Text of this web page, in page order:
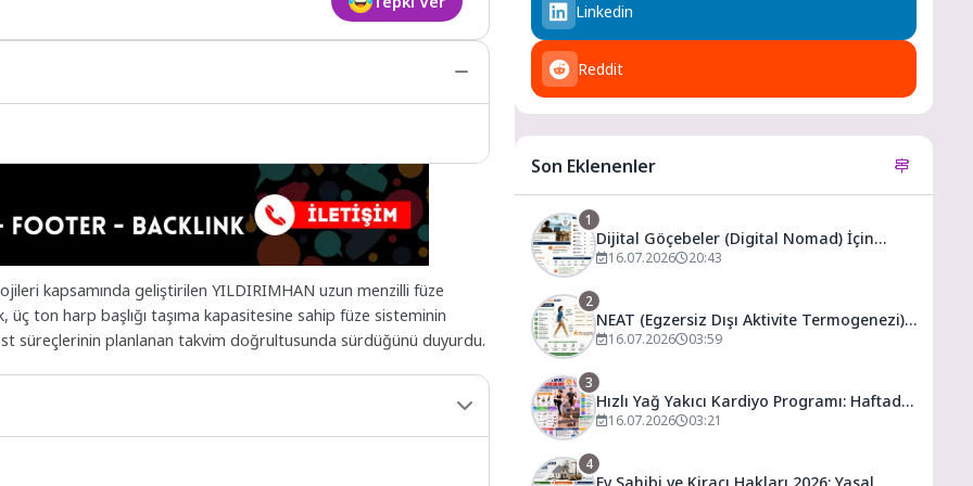
kapsamında geliştirilen YILDIRIMHAN uzun menzilli füze
üç ton harp başlığı taşıma kapasitesine sahip füze sisteminin
süreçlerinin planlanan takvim doğrultusunda sürdüğünü duyurdu.
Linkedin
Reddit
Son Eklenenler
1
Dijital Göçebeler (Digital Nomad) İçin
Vergilendirme ve En Uygun Vergili Ülkeler
16.07.2026 20:43
2
NEAT (Egzersiz Dışı Aktivite Termogenezi)
Nedir? Spor Salonuna Gitmeden Günlük
16.07.2026 03:59
3
Hızlı Yağ Yakıcı Kardiyo Programı: Haftada
3 Gün ile Evde Forma Girme Formülü
16.07.2026 03:21
4